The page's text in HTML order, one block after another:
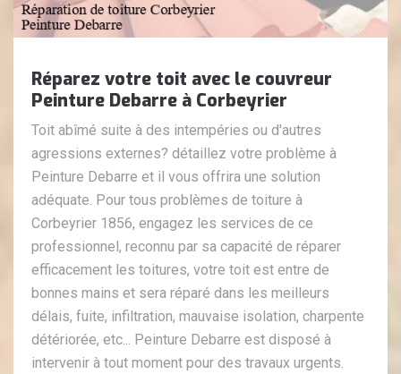
Réparez votre toit avec le couvreur
Peinture Debarre à Corbeyrier
Toit abîmé suite à des intempéries ou d'autres
agressions externes? détaillez votre problème à
Peinture Debarre et il vous offrira une solution
adéquate. Pour tous problèmes de toiture à
Corbeyrier 1856, engagez les services de ce
professionnel, reconnu par sa capacité de réparer
efficacement les toitures, votre toit est entre de
bonnes mains et sera réparé dans les meilleurs
délais, fuite, infiltration, mauvaise isolation, charpente
détériorée, etc... Peinture Debarre est disposé à
intervenir à tout moment pour des travaux urgents.